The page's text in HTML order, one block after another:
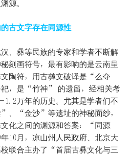
源。
的古文字存在同源性
彝等民族的专家和学者不断解
刻画符号，最有影响的是云南呈
陶符，用古彝文破译是“么夺
，是“竹神” 的遗留，经相关考
1.2万年的历史。尤其是学者们不
、“金沙”等遗址的神秘面纱，
化之间的渊源和答案：“同源
10月，凉山州人民政府、北京大
联合主办了“首届古彝文化与三